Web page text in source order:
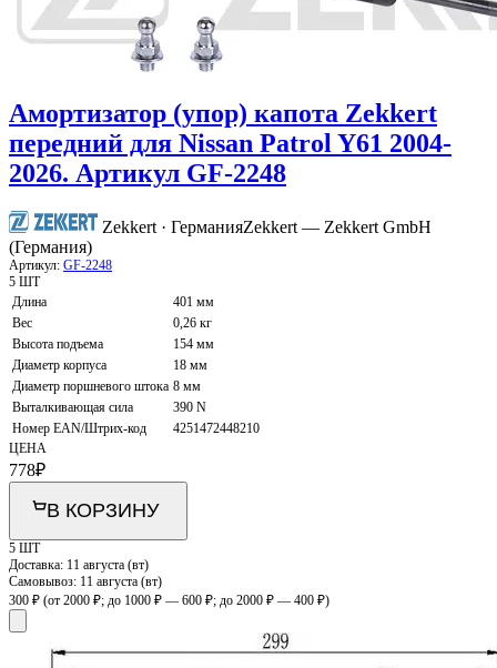
Амортизатор (упор) капота Zekkert
передний для Nissan Patrol Y61 2004-
2026. Артикул GF-2248
Zekkert · ГерманияZekkert — Zekkert GmbH
(Германия)
Артикул: GF-2248
5 ШТ
Длина
401 мм
Вес
0,26 кг
Высота подъема
154 мм
Диаметр корпуса
18 мм
Диаметр поршневого штока 8 мм
Выталкивающая сила
390 N
Номер EAN/Штрих-код
4251472448210
ЦЕНА
778₽
В КОРЗИНУ
5 ШТ
Доставка: 11 августа (вт)
Самовывоз: 11 августа (вт)
300 ₽ (от 2000 ₽; до 1000 ₽ — 600 ₽; до 2000 ₽ — 400 ₽)